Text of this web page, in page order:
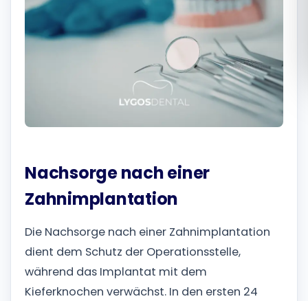
Русский
Nachsorge nach einer
Zahnimplantation
Die Nachsorge nach einer Zahnimplantation
dient dem Schutz der Operationsstelle,
während das Implantat mit dem
Kieferknochen verwächst. In den ersten 24